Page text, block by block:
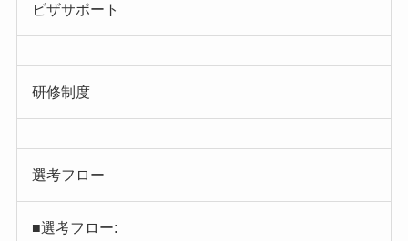
ビザサポート
研修制度
選考フロー
■選考フロー: